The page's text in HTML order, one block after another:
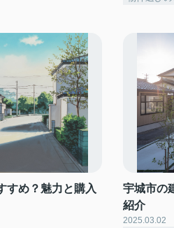
すめ？魅力と購入
宇城市の
紹介
2025.03.02